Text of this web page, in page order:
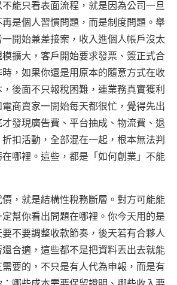
不能只看表面流程，就是因為公司一旦
是個人習慣問題，而是制度問題。舉
開始兼差接案，收入進個人帳戶沒太
擴大，客戶開始要求發票、簽正式合
，如果你還是用原本的隨意方式在收
後面不只報稅困難，連業務真實獲利
商賣家一開始每天都很忙，覺得先出
發現廣告費、平台抽成、物流費、退
扣活動，全部混在一起，根本無法判
哪裡。這些，都是「如何創業」不能
，就是結構性稅務斷層。對方可能能
幫你看出問題在哪裡。你今天用的是
不要調整收款節奏，後天若有合夥人
合適，這些都不是把資料丟出去就能
要的，不只是有人代為申報，而是有